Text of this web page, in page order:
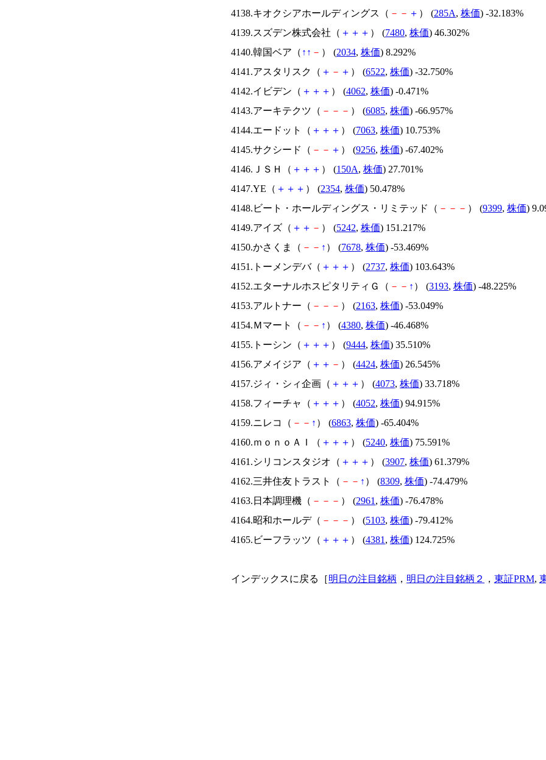
4138.キオクシアホールディングス（ － － ＋ ） (285A, 株価) -32.183%
4139.スズデン株式会社（ ＋ ＋ ＋ ） (7480, 株価) 46.302%
4140.韓国ベア（ ↑ ↑ － ） (2034, 株価) 8.292%
4141.アスタリスク（ ＋ － ＋ ） (6522, 株価) -32.750%
4142.イビデン（ ＋ ＋ ＋ ） (4062, 株価) -0.471%
4143.アーキテクツ（ － － － ） (6085, 株価) -66.957%
4144.エードット（ ＋ ＋ ＋ ） (7063, 株価) 10.753%
4145.サクシード（ － － ＋ ） (9256, 株価) -67.402%
4146.ＪＳＨ（ ＋ ＋ ＋ ） (150A, 株価) 27.701%
4147.YE（ ＋ ＋ ＋ ） (2354, 株価) 50.478%
4148.ビート・ホールディングス・リミテッド（ － － － ） (9399, 株価)
4149.アイズ（ ＋ ＋ － ） (5242, 株価) 151.217%
4150.かさくま（ － － ↑ ） (7678, 株価) -53.469%
4151.トーメンデバ（ ＋ ＋ ＋ ） (2737, 株価) 103.643%
4152.エターナルホスピタリティＧ（ － － ↑ ） (3193, 株価) -48.225%
4153.アルトナー（ － － － ） (2163, 株価) -53.049%
4154.Ｍマート（ － － ↑ ） (4380, 株価) -46.468%
4155.トーシン（ ＋ ＋ ＋ ） (9444, 株価) 35.510%
4156.アメイジア（ ＋ ＋ － ） (4424, 株価) 26.545%
4157.ジィ・シィ企画（ ＋ ＋ ＋ ） (4073, 株価) 33.718%
4158.フィーチャ（ ＋ ＋ ＋ ） (4052, 株価) 94.915%
4159.ニレコ（ － － ↑ ） (6863, 株価) -65.404%
4160.ｍｏｎｏＡＩ（ ＋ ＋ ＋ ） (5240, 株価) 75.591%
4161.シリコンスタジオ（ ＋ ＋ ＋ ） (3907, 株価) 61.379%
4162.三井住友トラスト（ － － ↑ ） (8309, 株価) -74.479%
4163.日本調理機（ － － － ） (2961 , 株価) -76.478%
4164.昭和ホールデ（ － － － ） (5103, 株価) -79.412%
4165.ビーフラッツ（ ＋ ＋ ＋ ） (4381 , 株価) 124.725%
インデックスに戻る［明日の注目銘柄 ， 明日の注目銘柄２ ， 東証PRM,